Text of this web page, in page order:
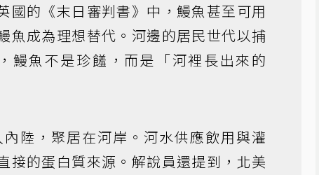
國的《末日審判書》中，鰻魚甚至可用
魚成為理想替代。河邊的居民世代以捕
鰻魚不是珍饈，而是「河裡長出來的
陸，聚居在河岸。河水供應飲用與灌
接的蛋白質來源。解說員還提到，北美